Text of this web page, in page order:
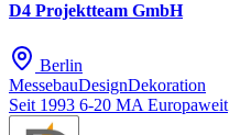
D4 Projektteam GmbH
Berlin
MessebauDesignDekoration
Seit 1993 6-20 MA Europaweit